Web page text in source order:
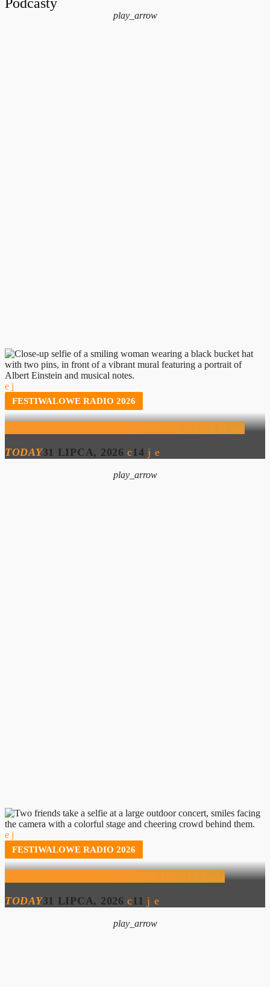
play_arrow
FESTIWALOWE RADIO 2026
Festiwalowe Radio 2026 – Ewa Sztab WOŚP Bonn
TODAY31 LIPCA, 2026 14
play_arrow
FESTIWALOWE RADIO 2026
Festiwalowe Radio 2026 – Lena, Daniel i Tosia
TODAY31 LIPCA, 2026 11
play_arrow